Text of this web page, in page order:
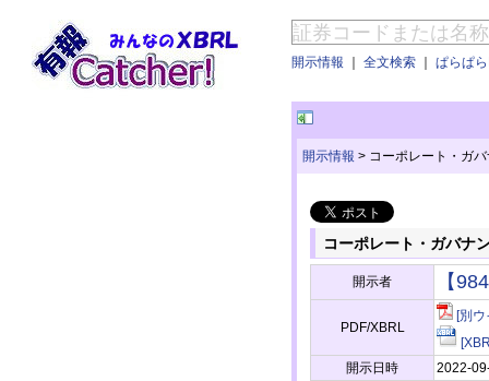
開示情報 ｜ 全文検索 ｜ ぱらぱ
開示情報 > コーポレート・ガ
コーポレート・ガバナ
開示者 【
PDF/XBRL
[別ウ
開示日時
2022-